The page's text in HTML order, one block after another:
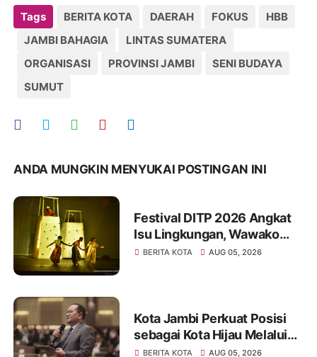
Tags BERITA KOTA DAERAH FOKUS
HBB
JAMBI BAHAGIA
LINTAS SUMATERA
ORGANISASI
PROVINSI JAMBI
SENI BUDAYA
SUMUT
ANDA MUNGKIN MENYUKAI POSTINGAN INI
Festival DITP 2026 Angkat
Isu Lingkungan, Wawako
Diza Apresiasi Karya
BERITA KOTA AUG 05, 2026
Kota Jambi Perkuat Posisi
sebagai Kota Hijau Melalui
Forum Internasional IMT-GT
BERITA KOTA AUG 05, 2026